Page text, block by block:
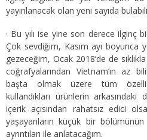
yayınlanacak olan yeni sayıda
· Bu yılı ise yine son derece ilginç
Çok sevdiğim, Kasım ayı boyunca
gezeceğim, Ocak 2018’de de
coğrafyalarından Vietnam’ın az
başta olmak üzere tüm
kullandıkları ürünlerin
içerik açısından rahatsız edici
yaşayanların küçük bir bölümünün
ayrıntıları ile anlatacağım.